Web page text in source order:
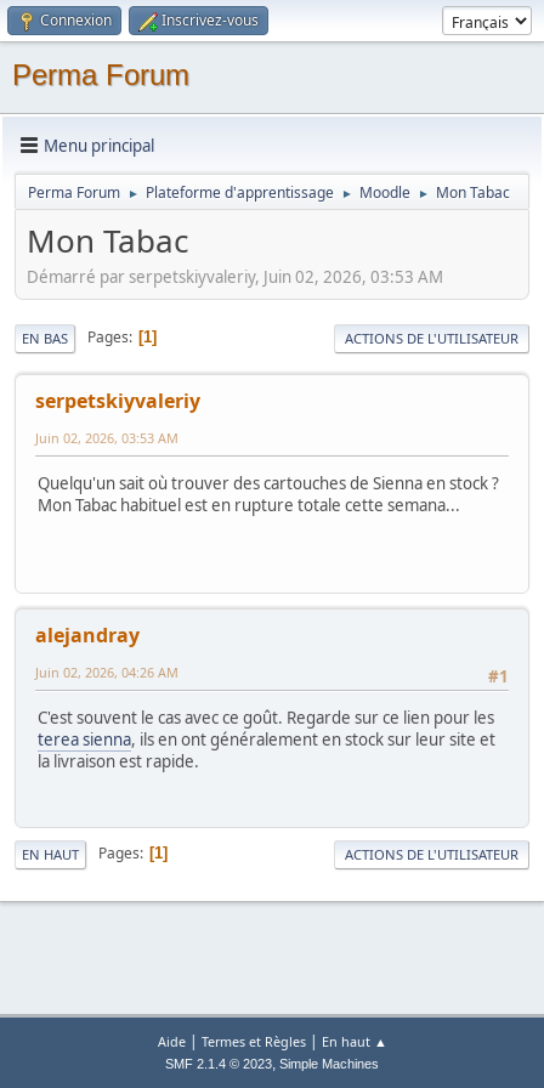
Connexion Inscrivez-vous
Perma Forum
Menu principal
Perma Forum ► Plateforme d'apprentissage ► Moodle ► Mon Tabac
Mon Tabac
Démarré par serpetskiyvaleriy, Juin 02, 2026, 03:53 AM
EN BAS Pages 1 ACTIONS DE L'UTILISATEUR
serpetskiyvaleriy
Juin 02, 2026, 03:53 AM
Quelqu'un sait où trouver des cartouches de Sienna en stock ?
Mon Tabac habituel est en rupture totale cette semana...
alejandray
#1
Juin 02, 2026, 04:26 AM
C'est souvent le cas avec ce goût. Regarde sur ce lien pour les
terea sienna, ils en ont généralement en stock sur leur site et
la livraison est rapide.
EN HAUT Pages 1 ACTIONS DE L'UTILISATEUR
Aide| Termes et Règles| En haut ▲
SMF 2.1.4 © 2023, Simple Machines